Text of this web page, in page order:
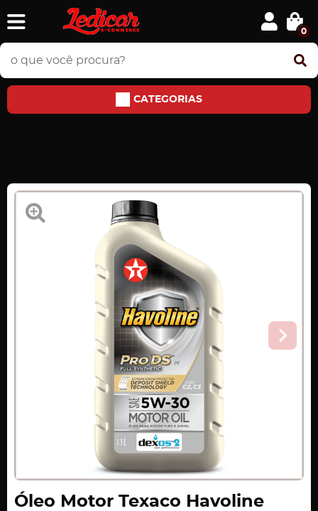
0
CATEGORIAS
Óleo Motor Texaco Havoline